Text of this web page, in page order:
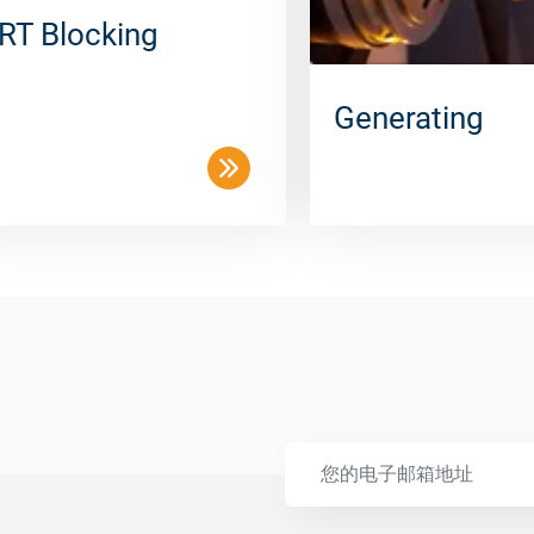
Blocking
Generating